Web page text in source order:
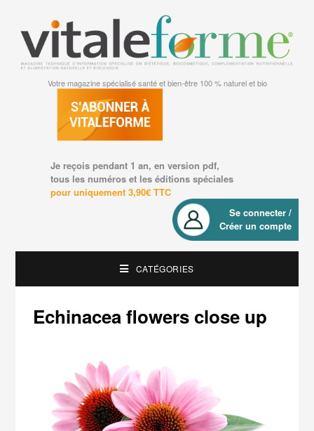
Votre magazine spécialisé santé et bien-être 100 % naturel et bio
Je reçois pendant 1 an, en version pdf,
tous les numéros et les éditions spéciales
pour uniquement 3,90€ TTC
Se connecter /
Créer un compte
CATÉGORIES
Echinacea flowers close up